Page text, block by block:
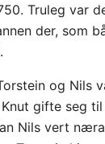
Truleg var
der, som
og Nils
gifte seg til
Nils vert